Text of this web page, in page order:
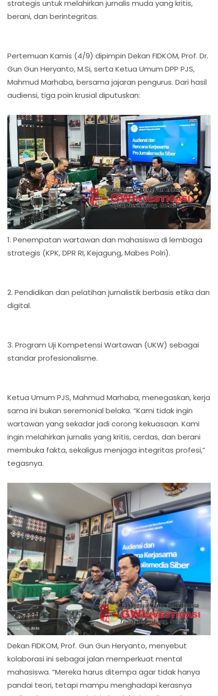
strategis untuk melahirkan jurnalis muda yang kritis,
berani, dan berintegritas.
Pertemuan Kamis (4/9) dipimpin Dekan FIDKOM, Prof. Dr.
Gun Gun Heryanto, M.Si, serta Ketua Umum DPP PJS,
Mahmud Marhaba, bersama jajaran pengurus. Dari hasil
audiensi, tiga poin krusial diputuskan:
1. Penempatan wartawan dan mahasiswa di lembaga
strategis (KPK, DPR RI, Kejagung, Mabes Polri).
2. Pendidikan dan pelatihan jurnalistik berbasis etika dan
digital.
3. Program Uji Kompetensi Wartawan (UKW) sebagai
standar profesionalisme.
Ketua Umum PJS, Mahmud Marhaba, menegaskan, kerja
sama ini bukan seremonial belaka. “Kami tidak ingin
wartawan yang sekadar jadi corong kekuasaan. Kami
ingin melahirkan jurnalis yang kritis, cerdas, dan berani
membuka fakta, sekaligus menjaga integritas profesi,”
tegasnya.
Dekan FIDKOM, Prof. Gun Gun Heryanto, menyebut
kolaborasi ini sebagai jalan memperkuat mental
mahasiswa. “Mereka harus ditempa agar tidak hanya
pandai teori, tetapi mampu menghadapi kerasnya